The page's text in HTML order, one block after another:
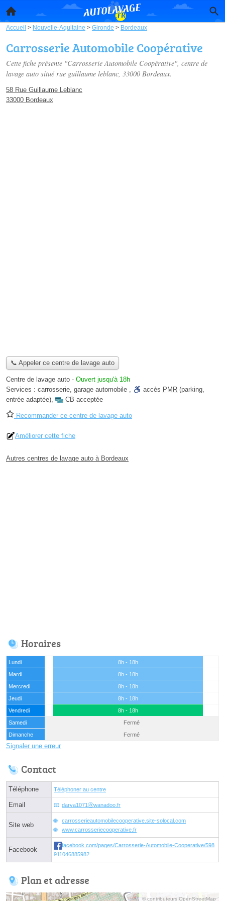
Accueil > Nouvelle-Aquitaine > Gironde > Bordeaux
Carrosserie Automobile Coopérative
Cette fiche présente "Carrosserie Automobile Coopérative", centre de
lavage auto situé rue guillaume leblanc, 33000 Bordeaux.
58 Rue Guillaume Leblanc
33000 Bordeaux
📞 Appeler ce centre de lavage auto
Centre de lavage auto - Ouvert jusqu'à 18h
Services : carrosserie, garage automobile , accès PMR (parking,
entrée adaptée), CB acceptée
Recommander ce centre de lavage auto
Améliorer cette fiche
Autres centres de lavage auto à Bordeaux
Horaires
Lundi
8h - 18h
Mardi
8h - 18h
Mercredi
8h - 18h
Jeudi
8h - 18h
Vendredi
8h - 18h
Samedi
Fermé
Dimanche
Fermé
Signaler une erreur
Contact
Téléphone Téléphoner au centre
Email darva1071ⓐwanadoo.fr
Site web
carrosserieautomobilecooperative.site-solocal.com
www.carrosseriecooperative.fr
Facebook
facebook.com/pages/Carrosserie-Automobile-Cooperative/598
911046885982
Plan et adresse
© contributeurs OpenStreetMap